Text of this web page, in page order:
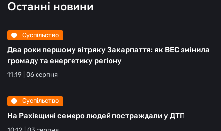
Останні новини
Суспільство
Два роки першому вітряку Закарпаття: як ВЕС змінила
громаду та енергетику регіону
11:19 | 06 серпня
Суспільство
На Рахівщині семеро людей постраждали у ДТП